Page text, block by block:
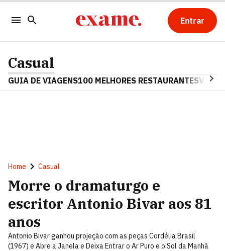
Entrar
Casual
GUIA DE VIAGENS100 MELHORES RESTAURANTES
Home Casual
Morre o dramaturgo e
escritor Antonio Bivar aos 81
anos
Antonio Bivar ganhou projeção com as peças Cordélia Brasil
(1967) e Abre a Janela e Deixa Entrar o Ar Puro e o Sol da Manhã